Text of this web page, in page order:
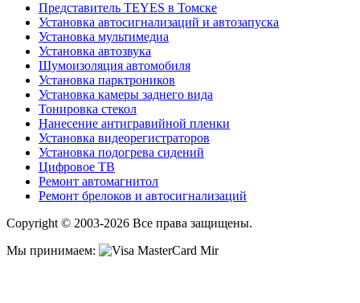
Представитель TEYES в Томске
Установка автосигнализаций и автозапуска
Установка мультимедиа
Установка автозвука
Шумоизоляция автомобиля
Установка парктроников
Установка камеры заднего вида
Тонировка стекол
Нанесение антигравийной пленки
Установка видеорегистраторов
Установка подогрева сидений
Цифровое ТВ
Ремонт автомагнитол
Ремонт брелоков и автосигнализаций
Copyright © 2003-2026 Все права защищены.
Мы принимаем: